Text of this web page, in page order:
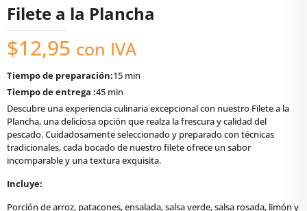
Filete a la Plancha
$12,95 con IVA
Tiempo de preparación:15 min
Tiempo de entrega :45 min
Descubre una experiencia culinaria excepcional con nuestro Filete a la
Plancha, una deliciosa opción que realza la frescura y calidad del
pescado. Cuidadosamente seleccionado y preparado con técnicas
tradicionales, cada bocado de nuestro filete ofrece un sabor
incomparable y una textura exquisita.
Incluye:
Porción de arroz, patacones, ensalada, salsa verde, salsa rosada, limón y